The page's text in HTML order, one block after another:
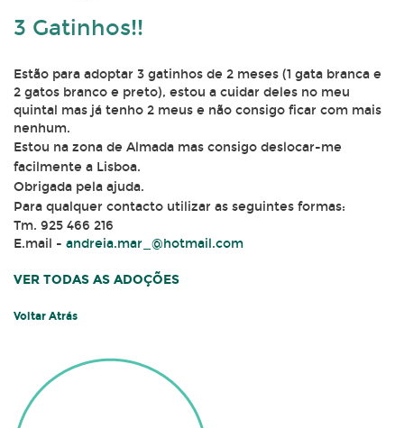
3 Gatinhos!!
Estão para adoptar 3 gatinhos de 2 meses (1 gata branca e
2 gatos branco e preto), estou a cuidar deles no meu
quintal mas já tenho 2 meus e não consigo ficar com mais
nenhum.
Estou na zona de Almada mas consigo deslocar-me
facilmente a Lisboa.
Obrigada pela ajuda.
Para qualquer contacto utilizar as seguintes formas:
Tm. 925 466 216
E.mail - andreia.mar_@hotmail.com
VER TODAS AS ADOÇÕES
Voltar Atrás